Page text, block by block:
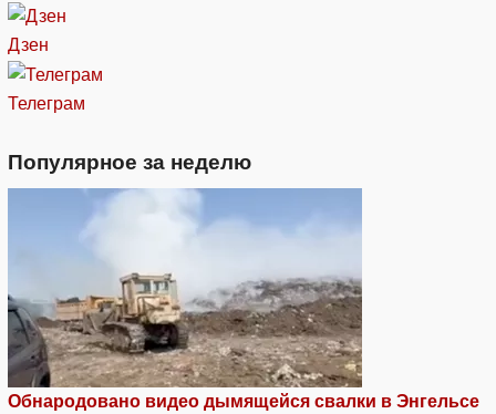
Дзен
Телеграм
Популярное за неделю
Обнародовано видео дымящейся свалки в Энгельсе